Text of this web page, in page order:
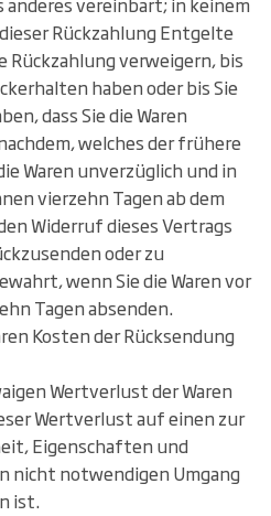
Rückzahlung Entgelte
Rückzahlung verweigern, bis
haben oder bis Sie
dass Sie die Waren
welches der frühere
Waren unverzüglich und in
vierzehn Tagen ab dem
Widerruf dieses Vertrags
oder zu
wenn Sie die Waren vor
Tagen absenden.
Kosten der Rücksendung
Wertverlust der Waren
Wertverlust auf einen zur
Eigenschaften und
nicht notwendigen Umgang
ist.